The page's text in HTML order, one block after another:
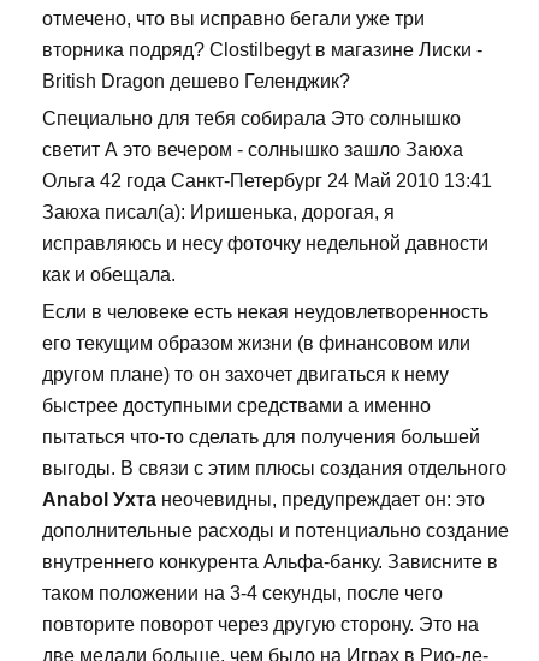
отмечено, что вы исправно бегали уже три
вторника подряд? Clostilbegyt в магазине Лиски -
British Dragon дешево Геленджик?
Специально для тебя собирала Это солнышко
светит А это вечером - солнышко зашло Заюха
Ольга 42 года Санкт-Петербург 24 Май 2010 13:41
Заюха писал(а): Иришенька, дорогая, я
исправляюсь и несу фоточку недельной давности
как и обещала.
Если в человеке есть некая неудовлетворенность
его текущим образом жизни (в финансовом или
другом плане) то он захочет двигаться к нему
быстрее доступными средствами а именно
пытаться что-то сделать для получения большей
выгоды. В связи с этим плюсы создания отдельного
Anabol Ухта неочевидны, предупреждает он: это
дополнительные расходы и потенциально создание
внутреннего конкурента Альфа-банку. Зависните в
таком положении на 3-4 секунды, после чего
повторите поворот через другую сторону. Это на
две медали больше, чем было на Играх в Рио-де-